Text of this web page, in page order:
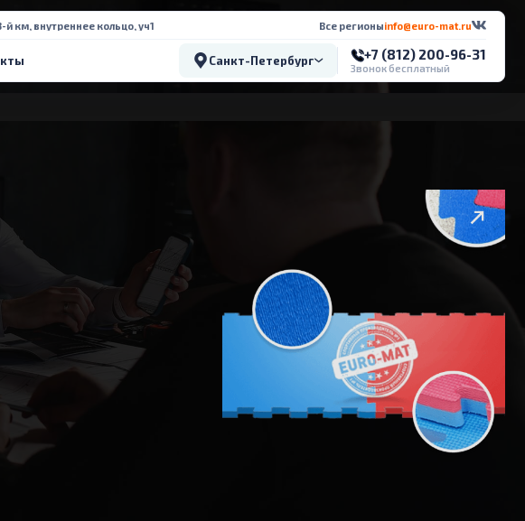
км, внутреннее кольцо, уч1 Все регионыinfo@euro-mat.ru
Санкт-Петербург +7 (812) 200-96-31
Звонок бесплатный